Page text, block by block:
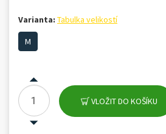
Varianta: Tabulka velikostí
M
VLOŽIT DO KOŠÍKU